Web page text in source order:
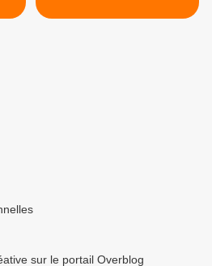
sur le portail Overblog